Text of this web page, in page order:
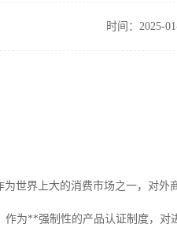
时间：2025-
世界上大的消费市场之一，对外
作为**强制性的产品认证制度，